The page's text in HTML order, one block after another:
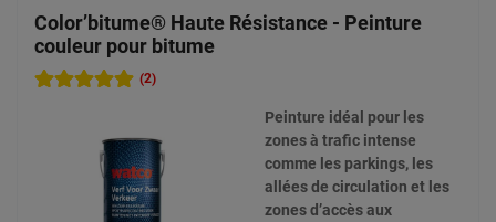
Color’bitume® Haute Résistance - Peinture
couleur pour bitume
(2)
Peinture idéal pour les
zones à trafic intense
comme les parkings, les
allées de circulation et les
zones d’accès aux